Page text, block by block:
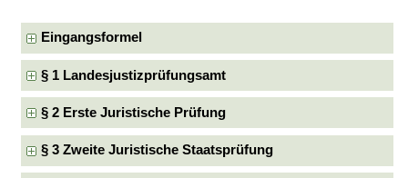
Eingangsformel
§ 1 Landesjustizprüfungsamt
§ 2 Erste Juristische Prüfung
§ 3 Zweite Juristische Staatsprüfung